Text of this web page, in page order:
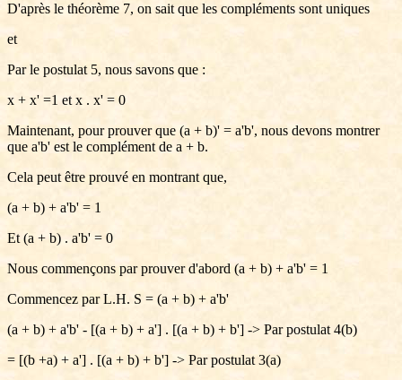
D'après le théorème 7, on sait que les compléments sont uniques
et
Par le postulat 5, nous savons que :
x + x' =1 et x . x' = 0
Maintenant, pour prouver que (a + b)' = a'b', nous devons montrer
que a'b' est le complément de a + b.
Cela peut être prouvé en montrant que,
(a + b) + a'b' = 1
Et (a + b) . a'b' = 0
Nous commençons par prouver d'abord (a + b) + a'b' = 1
Commencez par L.H. S = (a + b) + a'b'
(a + b) + a'b' - [(a + b) + a'] . [(a + b) + b'] -> Par postulat 4(b)
= [(b +a) + a'] . [(a + b) + b'] -> Par postulat 3(a)